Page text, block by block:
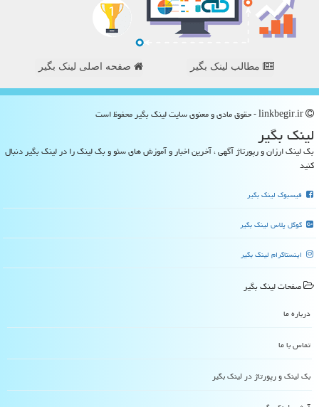
مطالب لینک بگیر صفحه اصلی لینک بگیر
لینك بگیر
بک لینک ارزان و رپورتاژ آگهی ، آخرین اخبار و آموزش های سئو و بک لینک را در لینک بگیر دنبال
کنید
فیسبوک لینک بگیر
گوگل پلاس لینک بگیر
اینستاگرام لینک بگیر
صفحات لینك بگیر
درباره ما
تماس با ما
بک لینک و رپورتاژ در لینك بگیر